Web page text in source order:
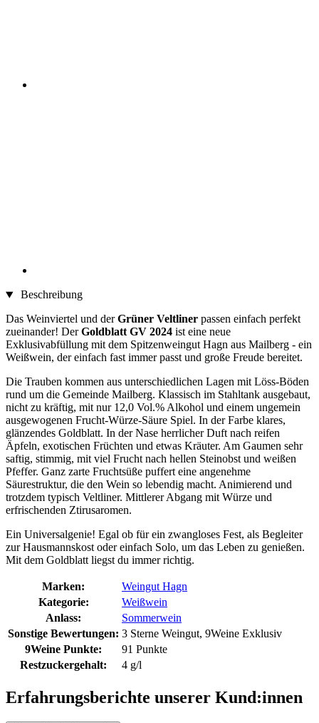
Beschreibung
Das Weinviertel und derGrüner Veltliner passen einfach perfekt
zueinander! DerGoldblatt GV 2024 ist eine neue
Exklusivabfüllung mit dem Spitzenweingut Hagn aus Mailberg - ein
Weißwein, der einfach fast immer passt und große Freude bereitet.
Die Trauben kommen aus unterschiedlichen Lagen mit Löss-Böden
rund um die Gemeinde Mailberg. Klassisch im Stahltank ausgebaut,
nicht zu kräftig, mit nur 12,0 Vol.% Alkohol und einem ungemein
ausgewogenen Frucht-Würze-Säure Spiel. In der Farbe klares,
glänzendes Goldblatt. In der Nase herrlicher Duft nach reifen
Äpfeln, exotischen Früchten und etwas Kräuter. Am Gaumen sehr
saftig, stimmig, mit viel Frucht nach hellen Steinobst und weißen
Pfeffer. Ganz zarte Fruchtsüße puffert eine angenehme
Säurestruktur, die den Wein so lebendig macht. Animierend und
trotzdem typisch Veltliner. Mittlerer Abgang mit Würze und
erfrischenden Ztirusaromen.
Ein Universalgenie! Egal ob für ein zwangloses Fest, als Begleiter
zur Hausmannskost oder einfach Solo, um das Leben zu genießen.
Mit dem Goldblatt liegst du immer richtig.
Marken:
Weingut Hagn
Kategorie:
Weißwein
Anlass:
Sommerwein
Sonstige Bewertungen: 3 Sterne Weingut, 9Weine Exklusiv
9Weine Punkte:
91 Punkte
Restzuckergehalt:
4 g/l
Erfahrungsberichte unserer Kund:innen